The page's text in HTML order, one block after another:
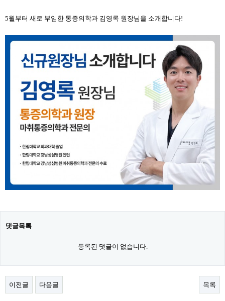
5월부터 새로 부임한 통증의학과 김영록 원장님을 소개합니다!
댓글목록
등록된 댓글이 없습니다.
이전글 다음글 목록